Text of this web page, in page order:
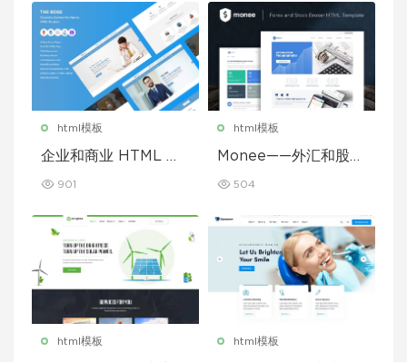
html模板
企业和商业 HTML 模
901
html模板
Monee——外汇和股票
504
html模板 html模板